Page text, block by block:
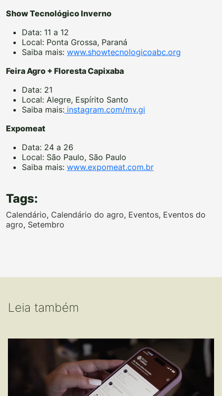
Show Tecnológico Inverno
Data: 11 a 12
Local: Ponta Grossa, Paraná
Saiba mais: www.showtecnologicoabc.org
Feira Agro + Floresta Capixaba
Data: 21
Local: Alegre, Espírito Santo
Saiba mais: instagram.com/mv.gi
Expomeat
Data: 24 a 26
Local: São Paulo, São Paulo
Saiba mais: www.expomeat.com.br
Tags:
Calendário, Calendário do agro, Eventos, Eventos do
agro, Setembro
Leia também